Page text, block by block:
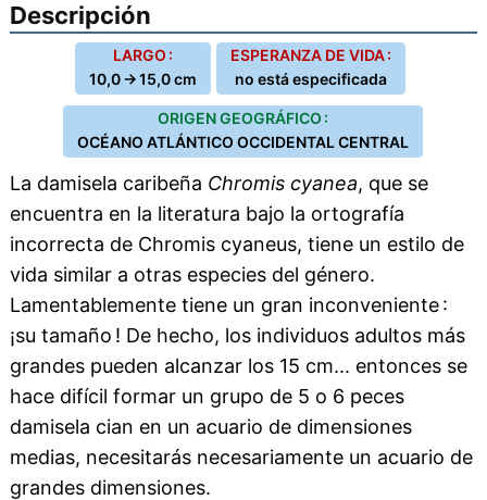
Descripción
LARGO :
10,0 → 15,0 cm
ESPERANZA DE VIDA :
no está especificada
ORIGEN GEOGRÁFICO :
OCÉANO ATLÁNTICO OCCIDENTAL CENTRAL
La damisela caribeña Chromis cyanea, que se
encuentra en la literatura bajo la ortografía
incorrecta de Chromis cyaneus, tiene un estilo de
vida similar a otras especies del género.
Lamentablemente tiene un gran inconveniente :
¡su tamaño ! De hecho, los individuos adultos más
grandes pueden alcanzar los 15 cm... entonces se
hace difícil formar un grupo de 5 o 6 peces
damisela cian en un acuario de dimensiones
medias, necesitarás necesariamente un acuario de
grandes dimensiones.